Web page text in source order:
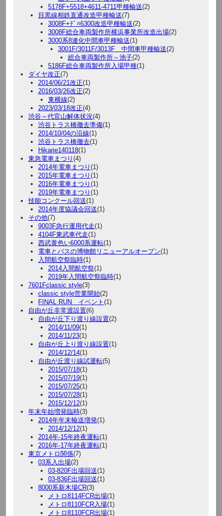
5178F+5518+4611-4711甲種輸送(2)
目黒線相鉄直通改造甲種輸送(7)
3008F+ﾃﾞﾊ6300改造甲種輸送(2)
3008F総合車両製作所横浜事業所改造出場(2)
3000系8連化中間車甲種輸送(1)
3001F/3011F/3013F 中間車甲種輸送(2)
総合車両製作所～池子(2)
5186F総合車両製作所入場甲種(1)
ダイヤ改正(7)
2014/06/21改正(1)
2016/03/26改正(2)
東横線(2)
2023/03/18改正(4)
渋谷～代官山解体状況(4)
渋谷トラス橋撤去準備(1)
2014/10/04の沿線(1)
渋谷トラス橋撤去(1)
Hikarie140118(1)
東急電車まつり (4)
2014年電車まつり (1)
2015年電車まつり (1)
2016年電車まつり (1)
2019年電車まつり (1)
技能コンクール回送(1)
2014年度協議会回送(1)
その他(7)
9003F急行運用代走(1)
4104F東武車代走(1)
西武黄色い6000系運転(1)
電車とバスの博物館リニューアルオープン(1)
入間航空祭臨時(1)
2014入間航空祭(1)
2019年入間航空祭臨時(1)
7601Fclassic style(3)
classic style営業開始(2)
FINAL RUN イベント (1)
自由が丘非常渡設置(6)
自由が丘下り渡り線設置(2)
2014/11/09(1)
2014/11/23(1)
自由が丘上り渡り線設置(1)
2014/12/14(1)
自由が丘渡り線試運転(5)
2015/07/18(1)
2015/07/19(1)
2015/07/25(1)
2015/07/28(1)
2015/12/12(1)
年末年始増発臨時(3)
2014年年末輸送増発(1)
2014/12/12(1)
2014年-15年終夜運転(1)
2016年-17年終夜運転(1)
東京メトロ関係(7)
03系入出場(2)
03-820F出場回送(1)
03-836F出場回送(1)
8000系新木場CR(3)
メトロ8114FCR出場(1)
メトロ8110FCR入場(1)
メトロ8110FCR出場(1)